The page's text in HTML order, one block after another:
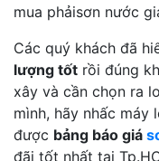
mua phảisơn nước
Các quý khách đã
lượng tốt rồi đúng
xây và cần chọn ra
mình, hãy nhấc máy
được bảng báo giá
đãi tốt nhất tại